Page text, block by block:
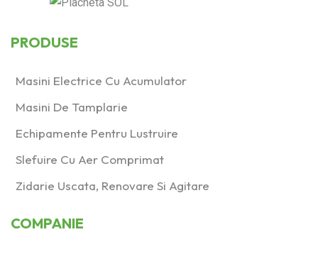
PRODUSE
Masini Electrice Cu Acumulator
Masini De Tamplarie
Echipamente Pentru Lustruire
Slefuire Cu Aer Comprimat
Zidarie Uscata, Renovare Si Agitare
COMPANIE